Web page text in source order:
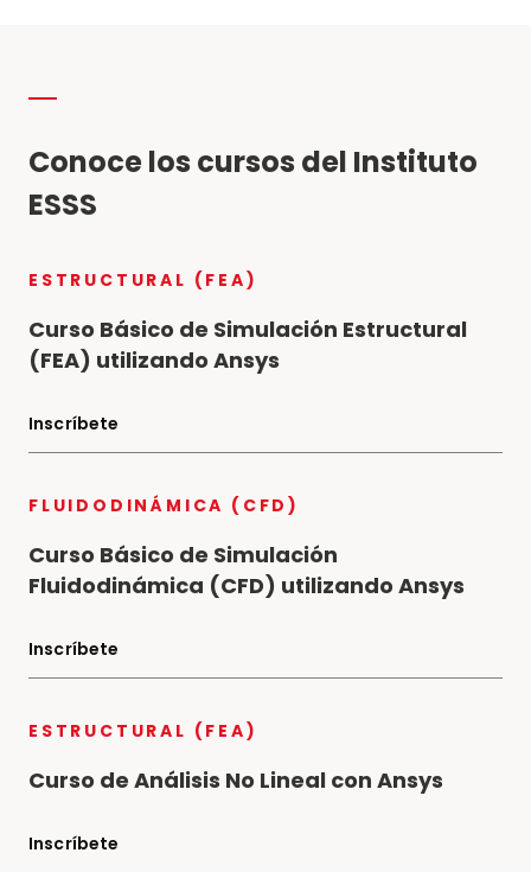
Conoce los cursos del Instituto
ESSS
ESTRUCTURAL (FEA)
Curso Básico de Simulación Estructural
(FEA) utilizando Ansys
Inscríbete
FLUIDODINÁMICA (CFD)
Curso Básico de Simulación
Fluidodinámica (CFD) utilizando Ansys
Inscríbete
ESTRUCTURAL (FEA)
Curso de Análisis No Lineal con Ansys
Inscríbete